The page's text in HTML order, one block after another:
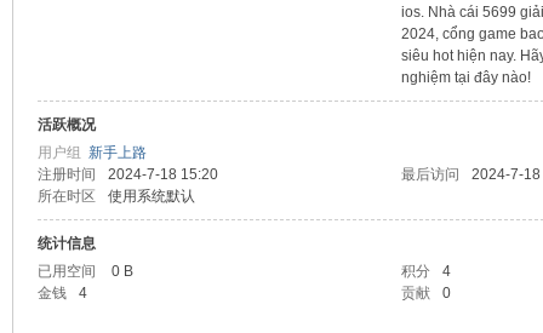
ios. Nhà cái 5699
2024, cổng game
siêu hot hiện nay.
nghiệm tại đây nào!
活跃概况
用户组 新手上路
注册时间
2024-7-18 15:20 最后访问
2024-7-
所在时区
使用系统默认
统计信息
已用空间
0 B 积分
4
金钱
4 贡献 0